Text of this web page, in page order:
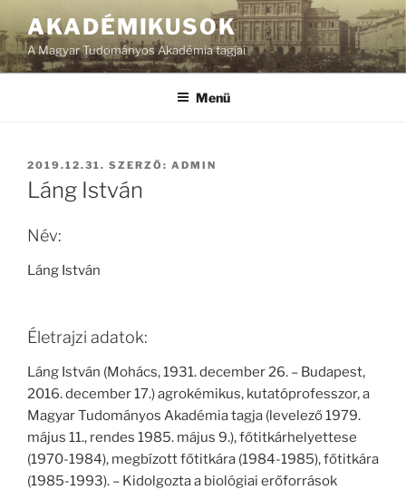
AKADÉMIKUSOK
A Magyar Tudományos Akadémia tagjai
Menü
BEKÜLDVE:
2019.12.31. SZERZŐ: ADMIN
Láng István
Név:
Láng István
Életrajzi adatok:
Láng István (Mohács, 1931. december 26. – Budapest,
2016. december 17.) agrokémikus, kutatóprofesszor, a
Magyar Tudományos Akadémia tagja (levelező 1979.
május 11., rendes 1985. május 9.), főtitkárhelyettese
(1970-1984), megbízott főtitkára (1984-1985), főtitkára
(1985-1993). – Kidolgozta a biológiai erőforrások